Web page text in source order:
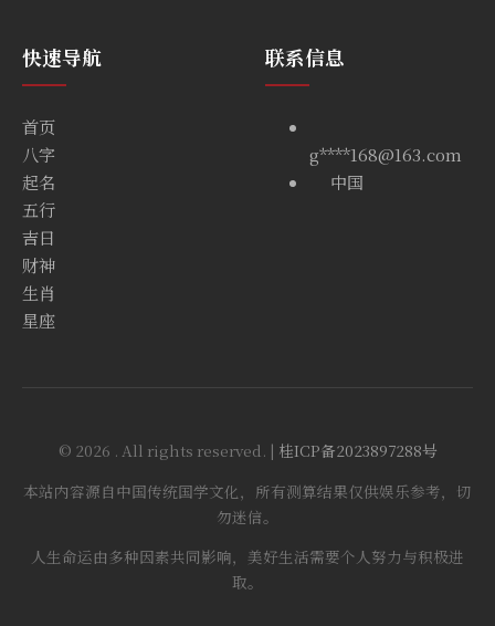
快速导航
首页
八字
起名
五行
吉日
财神
生肖
星座
联系信息
g****168@163.com
中国
© 2026 . All rights reserved. | 桂ICP备2023897288号
本站内容源自中国传统国学文化，所有测算结果仅供娱乐参考，切
勿迷信。
人生命运由多种因素共同影响，美好生活需要个人努力与积极进
取。